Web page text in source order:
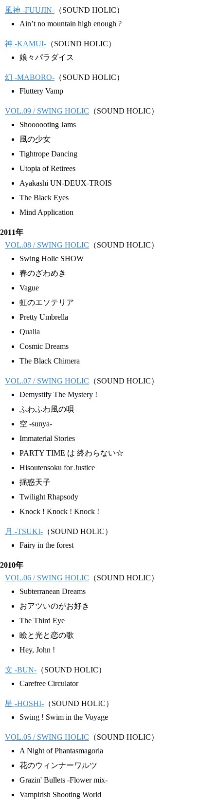
風神 -FUUJIN- （SOUND HOLIC）
Ain’t no mountain high enough ?
神 -KAMUI- （SOUND HOLIC）
娘々パラダイス
幻 -MABORO- （SOUND HOLIC）
Fluttery Vamp
VOL.09 / SWING HOLIC （SOUND HOLIC）
Shoooooting Jams
風の少女
Tightrope Dancing
Utopia of Retirees
Ayakashi UN-DEUX-TROIS
The Black Eyes
Mind Application
2011年
VOL.08 / SWING HOLIC （SOUND HOLIC）
Swing Holic SHOW
春のざわめき
Vague
虹のエソテリア
Pretty Umbrella
Qualia
Cosmic Dreams
The Black Chimera
VOL.07 / SWING HOLIC （SOUND HOLIC）
Demystify The Mystery !
ふわふわ風の唄
空 -sunya-
Immaterial Stories
PARTY TIME は 終わらない☆
Hisoutensoku for Justice
揺惑天子
Twilight Rhapsody
Knock ! Knock ! Knock !
月 -TSUKI- （SOUND HOLIC）
Fairy in the forest
2010年
VOL.06 / SWING HOLIC （SOUND HOLIC）
Subterranean Dreams
おアツいのがお好き
The Third Eye
瞼と光と恋の歌
Hey, John !
文 -BUN- （SOUND HOLIC）
Carefree Circulator
星 -HOSHI- （SOUND HOLIC）
Swing ! Swim in the Voyage
VOL.05 / SWING HOLIC （SOUND HOLIC）
A Night of Phantasmagoria
花のウィンナーワルツ
Grazin' Bullets -Flower mix-
Vampirish Shooting World